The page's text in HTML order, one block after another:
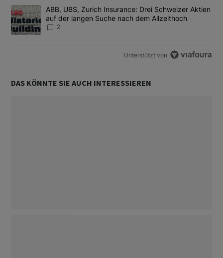
Ein Trendartikel mit dem Titel "ABB, UBS, Zurich Insurance:
ABB, UBS, Zurich Insurance: Drei Schweizer Aktien
auf der langen Suche nach dem Allzeithoch
2
Unterstützt von
DAS KÖNNTE SIE AUCH INTERESSIEREN